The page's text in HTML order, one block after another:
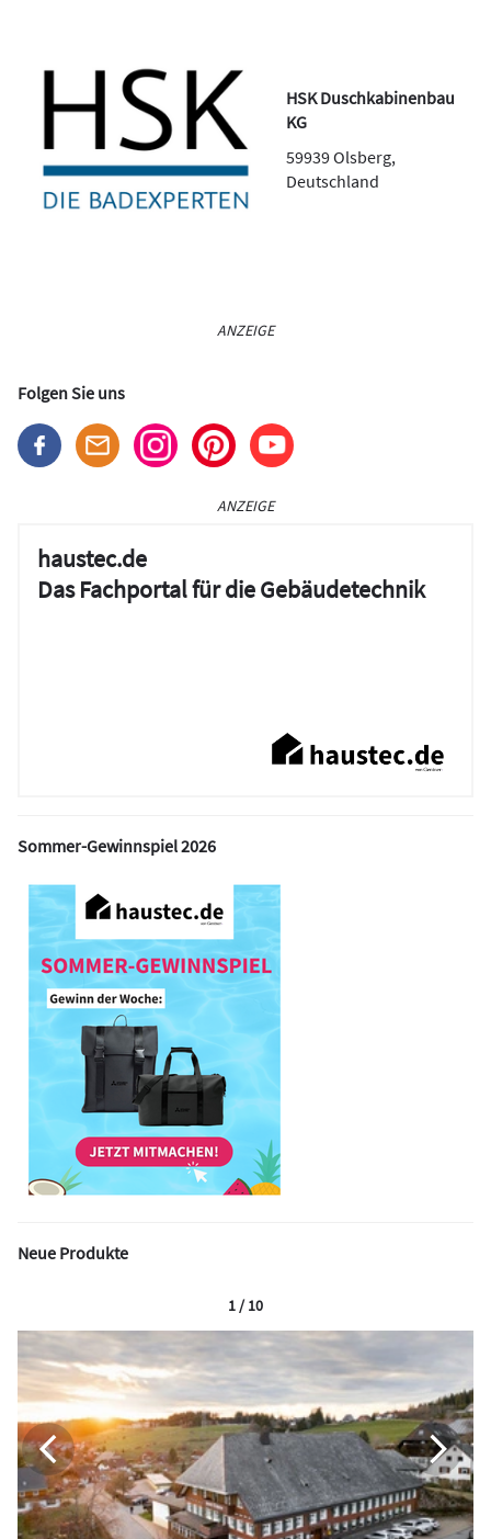
HSK Duschkabinenbau
KG
59939Olsberg,
Deutschland
ANZEIGE
Folgen Sie uns
ANZEIGE
haustec.de
Das Fachportal für die Gebäudetechnik
Sommer-Gewinnspiel 2026
Neue Produkte
1 / 10